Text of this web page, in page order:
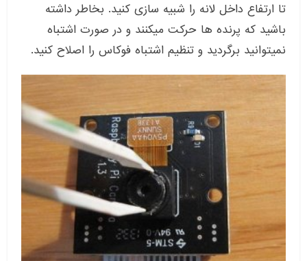
تا ارتفاع داخل لانه را شبیه سازی کنید. بخاطر داشته
باشید که پرنده ها حرکت میکنند و در صورت اشتباه
نمیتوانید برگردید و تنظیم اشتباه فوکاس را اصلاح کنید.